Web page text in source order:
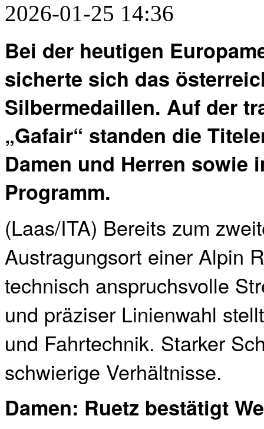
2026-01-25 14:36
Bei der heutigen
sicherte sich das
Silbermedaillen. Auf der
„Gafair“ standen die
Damen und Herren sowie
Programm.
(Laas/ITA) Bereits zum
Austragungsort einer Alpin
technisch anspruchsvolle
und präziser Linienwahl
und Fahrtechnik. Starker
schwierige Verhältnisse.
Damen: Ruetz bestätigt